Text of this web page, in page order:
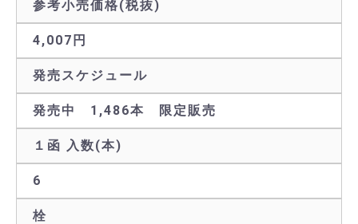
参考小売価格(税抜)
4,007円
発売スケジュール
発売中 1,486本 限定販売
１函 入数(本)
6
栓